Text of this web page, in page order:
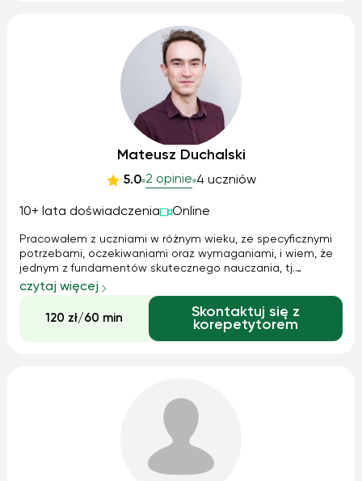
Mateusz Duchalski
5.0 2 opinie 4 uczniów
10+ lata doświadczenia Online
Pracowałem z uczniami w różnym wieku, ze specyficznymi
potrzebami, oczekiwaniami oraz wymaganiami, i wiem, że
jednym z fundamentów skutecznego nauczania, tj.
spełniającego te potrzeby, oczekiwania i wymagania, jest
atmosfera otwartości, w której uczeń nie czuje bariery
językowej i wypowiada się swobodnie. Do tego dążę na
zajęciach. Za cel stawiam sobie też stale odkrywać języki
na nowo – i dzielić się moimi odkryciami na lekcji. Otwieram
czytaj więcej
120 zł/60 min
Skontaktuj się z
korepetytorem